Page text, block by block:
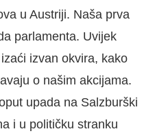
u Austriji. Naša prva
parlamenta. Uvijek
izvan okvira, kako
o našim akcijama.
upada na Salzburški
i u političku stranku